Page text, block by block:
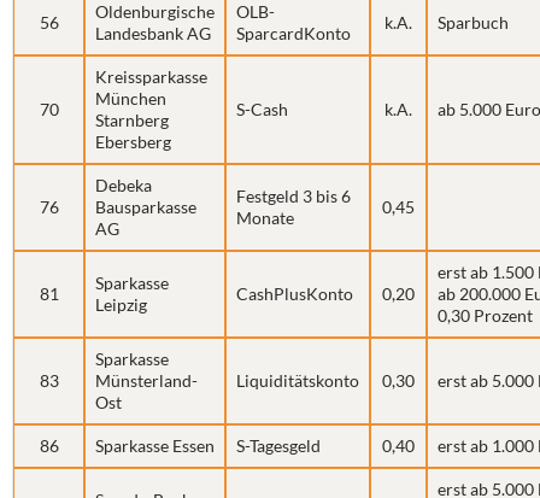
56
Oldenburgische
Landesbank AG
OLB-
SparcardKonto
k.A. Sparbuch
70
Kreissparkasse
München
Starnberg
Ebersberg
S-Cash k.A. ab 5.000 Euro
76
Debeka
Bausparkasse
AG
Festgeld 3 bis 6
Monate
0,45
81
Sparkasse
Leipzig
CashPlusKonto 0,20
erst ab 1.500
ab 200.000
0,30 Prozent
83
Sparkasse
Münsterland-
Ost
Liquiditätskonto 0,30 erst ab 5.000
86 Sparkasse Essen S-Tagesgeld 0,40 erst ab 1.000
erst ab 5.000